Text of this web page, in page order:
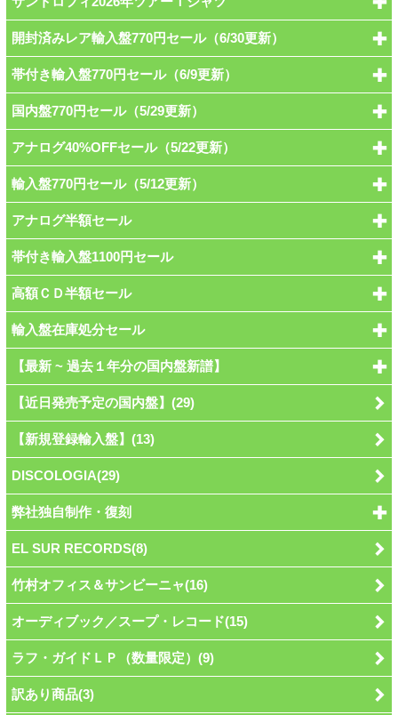
開封済みレア輸入盤770円セール（6/30更新）
帯付き輸入盤770円セール（6/9更新）
国内盤770円セール（5/29更新）
アナログ40%OFFセール（5/22更新）
輸入盤770円セール（5/12更新）
アナログ半額セール
帯付き輸入盤1100円セール
高額ＣＤ半額セール
輸入盤在庫処分セール
【最新 ~ 過去１年分の国内盤新譜】
【近日発売予定の国内盤】(29)
【新規登録輸入盤】(13)
DISCOLOGIA(29)
弊社独自制作・復刻
EL SUR RECORDS(8)
竹村オフィス＆サンビーニャ(16)
オーディブック／スープ・レコード(15)
ラフ・ガイドＬＰ（数量限定）(9)
訳あり商品(3)